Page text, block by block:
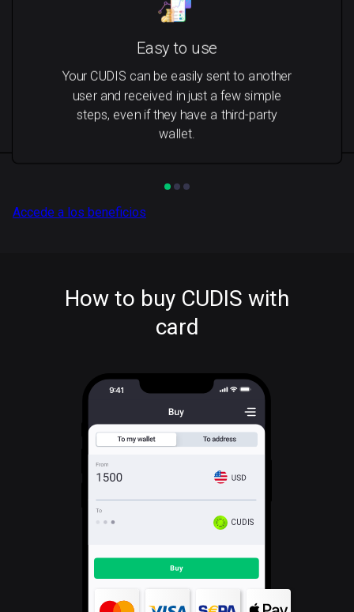
Easy to use
Your CUDIS can be easily sent to another
user and received in just a few simple
steps, even if they have a third-party
wallet.
Accede a los beneficios
How to buy CUDIS with
card
CUDIS